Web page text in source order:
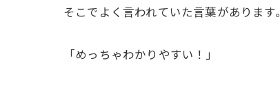
そこでよく言われていた言葉があります。
「めっちゃわかりやすい！」